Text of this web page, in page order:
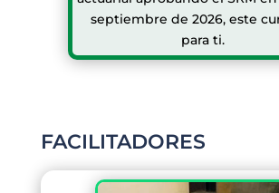
septiembre de 2026, este
para ti.
FACILITADORES